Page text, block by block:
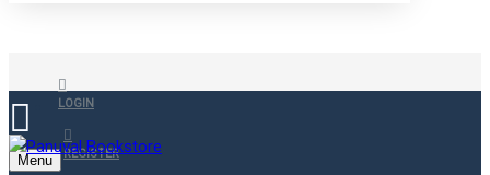
LOGIN
REGISTER
Menu